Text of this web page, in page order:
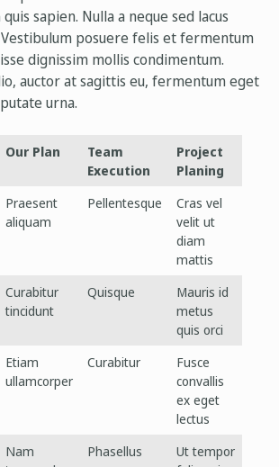
sapien. Nulla a neque sed lacus
posuere felis et fermentum
dignissim mollis condimentum.
auctor at sagittis eu, fermentum eget
urna.
Our Plan
Team
Execution
Project
Planing
Praesent
aliquam
Pellentesque
Cras vel
velit ut
diam
mattis
Curabitur
tincidunt
Quisque
Mauris id
metus
quis orci
Etiam
ullamcorper
Curabitur
Fusce
convallis
ex eget
lectus
Nam
Phasellus
Ut tempor